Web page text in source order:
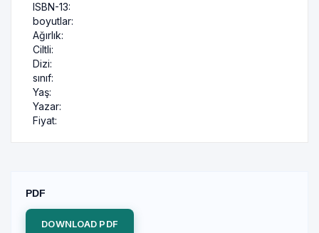
ISBN-13:
boyutlar:
Ağırlık:
Ciltli:
Dizi:
sınıf:
Yaş:
Yazar:
Fiyat:
PDF
DOWNLOAD PDF